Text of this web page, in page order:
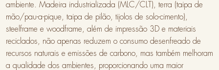
ambiente. Madeira industrializada (MLC/CLT), terra (taipa de
mão/pau-a-pique, taipa de pilão, tijolos de solo-cimento),
steelframe e woodframe, além de impressão 3D e materiais
reciclados, não apenas reduzem o consumo desenfreado de
recursos naturais e emissões de carbono, mas também melhoram
a qualidade dos ambientes, proporcionando uma maior